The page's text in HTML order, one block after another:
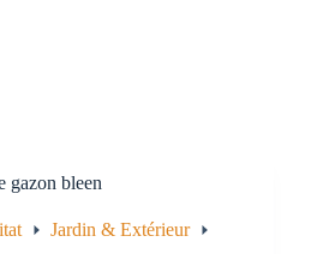
gazon bleen
Jardin & Extérieur